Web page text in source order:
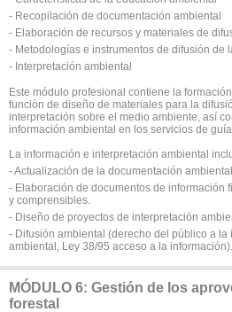
- Recopilación de documentación ambiental
- Elaboración de recursos y materiales de
- Metodologías e instrumentos de difusión de
- Interpretación ambiental
Este módulo profesional contiene la
función de diseño de materiales para la
interpretación sobre el medio ambiente, así
información ambiental en los servicios de guía.
La información e interpretación ambiental
- Actualización de la documentación ambiental.
- Elaboración de documentos de información
y comprensibles.
- Diseño de proyectos de interpretación
- Difusión ambiental (derecho del público a la
ambiental, Ley 38/95 acceso a la información).
MÓDULO 6: Gestión de los
forestal